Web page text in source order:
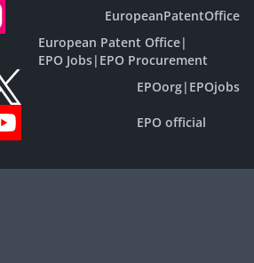
EuropeanPatentOffice
European Patent Office|
EPO Jobs| EPO Procurement
EPOorg| EPOjobs
EPO official